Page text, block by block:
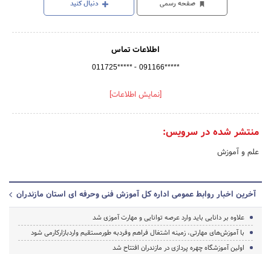
صفحه رسمی دنبال کنید
اطلاعات تماس
011725***** - 091166*****
[نمایش اطلاعات]
منتشر شده در سرویس:
علم و آموزش
آخرین اخبار روابط عمومی اداره کل آموزش فنی وحرفه ای استان مازندران
علاوه بر دانایی باید وارد عرصه توانایی و مهارت آموزی شد
با آموزش‌های مهارتی، زمینه اشتغال فراهم وفردبه طورمستقیم واردبازارکارمی شود
اولین آموزشگاه چهره پردازی در مازندران افتتاح شد